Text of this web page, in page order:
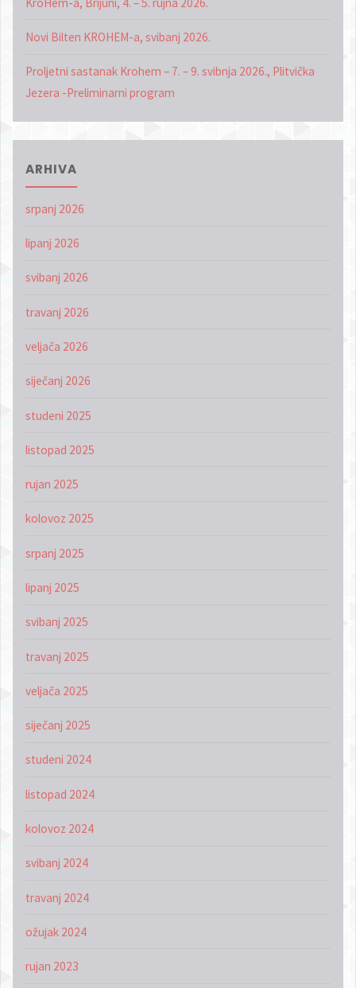
2025./2026."
Novi Bilten KROHEM-a, svibanj 2026.
Proljetni sastanak Krohem – 7. – 9. svibnja 2026., Plitvička
Jezera -Preliminarni program
ARHIVA
srpanj 2026
lipanj 2026
svibanj 2026
travanj 2026
veljača 2026
siječanj 2026
studeni 2025
listopad 2025
rujan 2025
kolovoz 2025
srpanj 2025
lipanj 2025
svibanj 2025
travanj 2025
veljača 2025
siječanj 2025
studeni 2024
listopad 2024
kolovoz 2024
svibanj 2024
travanj 2024
ožujak 2024
rujan 2023